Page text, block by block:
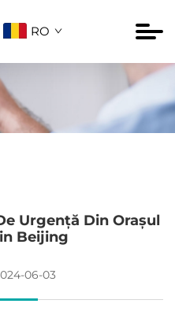
RO
Urgență Din Orașul
Beijing
06-03